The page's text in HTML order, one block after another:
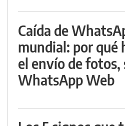
Caída de
mundial: por qué
el envío de fotos,
WhatsApp Web